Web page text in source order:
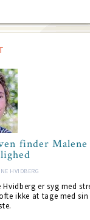
finder
HVIDBERG
er syg med
ikke at tage med